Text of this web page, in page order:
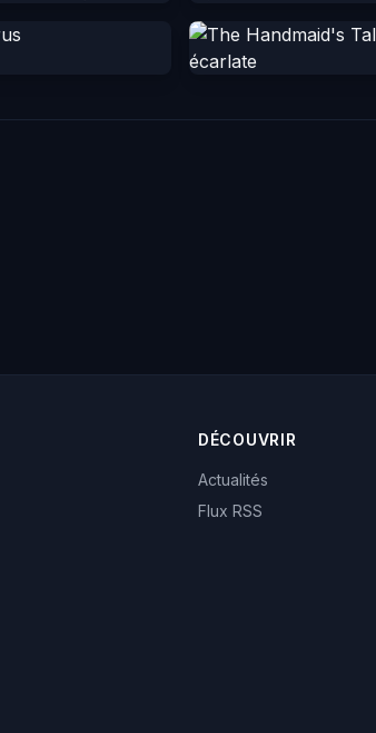
DÉCOUVRIR
Actualités
Flux RSS